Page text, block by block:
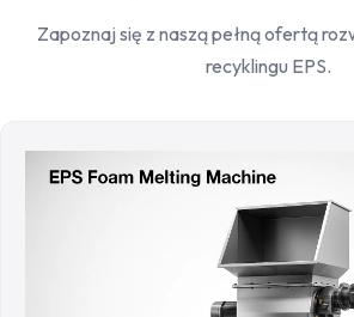
Zapoznaj się z naszą pełną ofertą
recyklingu EPS.